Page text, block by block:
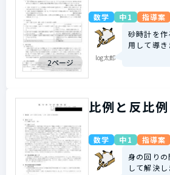
2ページ
数学 中1 指導案
log太郎
砂時計を
用して導き
比例と反比例
数学 中1 指導案
身の回り
して解決し